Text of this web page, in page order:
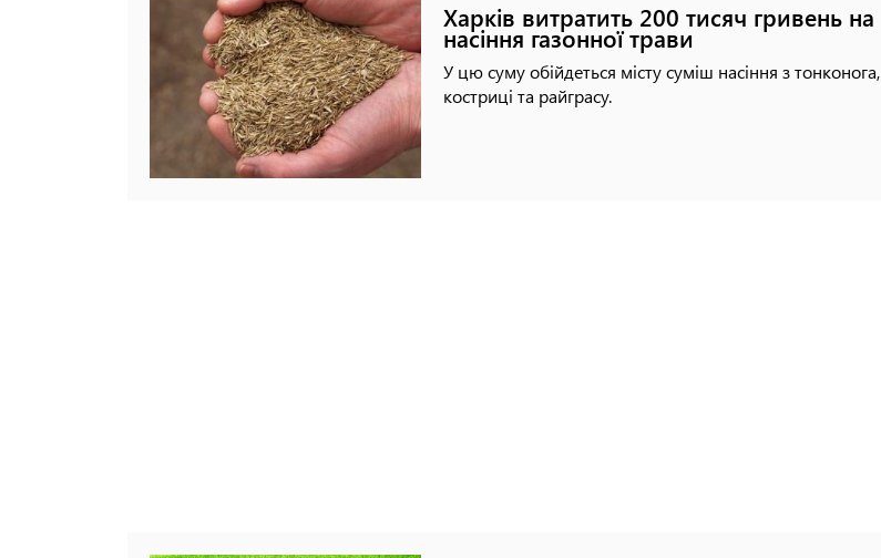
Харків витратить 200 тисяч гривень на
насіння газонної трави
У цю суму обійдеться місту суміш насіння з тонконога,
костриці та райграсу.